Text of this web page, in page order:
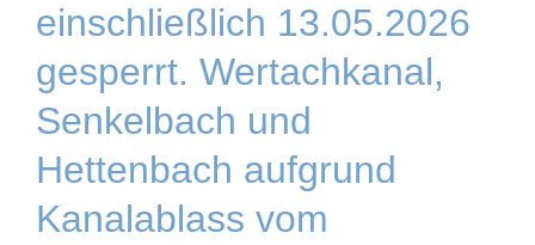
einschließlich 13.05.2026
gesperrt. Wertachkanal,
Senkelbach und
Hettenbach aufgrund
Kanalablass vom